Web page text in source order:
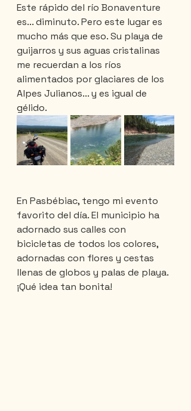
Este rápido del río Bonaventure
es... diminuto. Pero este lugar es
mucho más que eso. Su playa de
guijarros y sus aguas cristalinas
me recuerdan a los ríos
alimentados por glaciares de los
Alpes Julianos... y es igual de
gélido.
En Pasbébiac, tengo mi evento
favorito del día. El municipio ha
adornado sus calles con
bicicletas de todos los colores,
adornadas con flores y cestas
llenas de globos y palas de playa.
¡Qué idea tan bonita!